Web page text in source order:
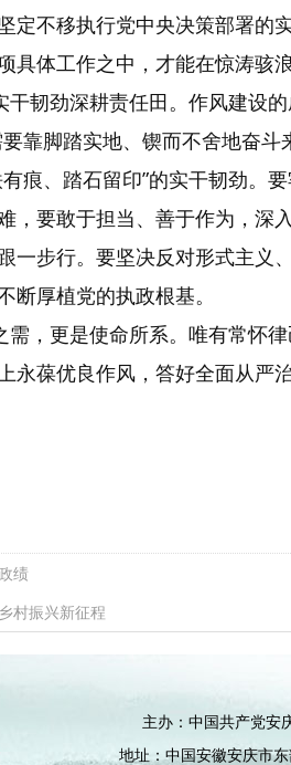
定不移执行党中央决策部署
具体工作之中，才能在惊涛骇
干韧劲深耕责任田。作风建设
靠脚踏实地、锲而不舍地奋
痕、踏石留印”的实干韧劲。
，要敢于担当、善于作为，深
一步行。要坚决反对形式主
厚植党的执政根基。
需，更是使命所系。唯有常怀
永葆优良作风，答好全面从严
绩
村振兴新征程
主办：中国共产党安
地址：中国安徽安庆市